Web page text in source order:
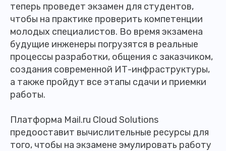
теперь проведет экзамен для студентов,
чтобы на практике проверить компетенции
молодых специалистов. Во время экзамена
будущие инженеры погрузятся в реальные
процессы разработки, общения с заказчиком,
создания современной ИТ-инфраструктуры,
а также пройдут все этапы сдачи и приемки
работы.
Платформа Mаil.ru Cloud Solutions
предооставит вычислительные ресурсы для
того, чтобы на экзамене эмулировать работу